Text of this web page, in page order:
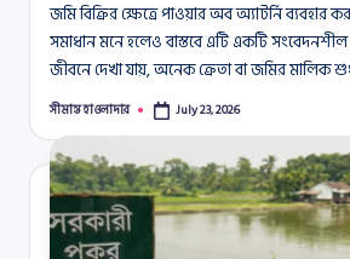
জমি বিক্রির ক্ষেত্রে পাওয়ার অব অ্যাটর্নি
সমাধান মনে হলেও বাস্তবে এটি একটি
জীবনে দেখা যায়, অনেক ক্রেতা বা জমির মালিক
Posted
সীমান্ত হাওলাদার July 23, 2026